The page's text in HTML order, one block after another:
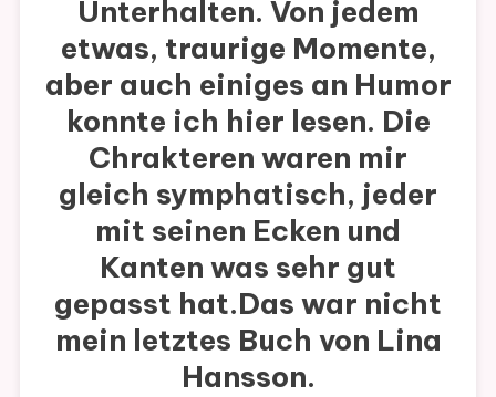
Unterhalten. Von jedem
etwas, traurige Momente,
aber auch einiges an Humor
konnte ich hier lesen. Die
Chrakteren waren mir
gleich symphatisch, jeder
mit seinen Ecken und
Kanten was sehr gut
gepasst hat.Das war nicht
mein letztes Buch von Lina
Hansson.